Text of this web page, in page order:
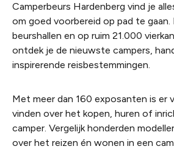
Camperbeurs Hardenberg vind je
om goed voorbereid op pad te gaan.
beurshallen en op ruim 21.000
ontdek je de nieuwste campers,
inspirerende reisbestemmingen.
Met meer dan 160 exposanten is er
vinden over het kopen, huren of
camper. Vergelijk honderden
over het reizen én wonen in een